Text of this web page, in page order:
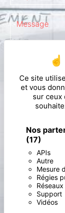
Ce site
et vous
sur ceux
Nos
(17)
APIs
Autre
Mesure
Régies
Support
Vidéos
En
** Les données
vous contacter.
disposez de droits
limitation,
droit d’introduire
d’organiser le sort